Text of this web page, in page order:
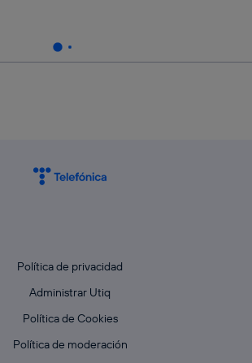
Política de privacidad
Administrar Utiq
Política de Cookies
Política de moderación